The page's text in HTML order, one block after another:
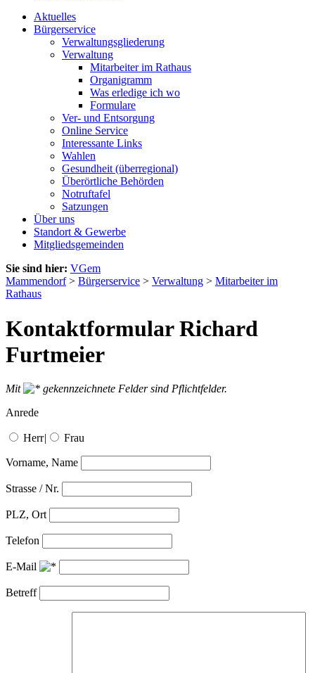
Aktuelles
Bürgerservice
Verwaltungsgliederung
Verwaltung
Mitarbeiter im Rathaus
Organigramm
Was erledige ich wo
Formulare
Ver- und Entsorgung
Online Service
Interessante Links
Wahlen
Gesundheit (überregional)
Überörtliche Behörden
Notruftafel
Satzungen
Über uns
Standort & Gewerbe
Mitgliedsgemeinden
Sie sind hier: VGem
Mammendorf> Bürgerservice > Verwaltung > Mitarbeiter im
Rathaus
Kontaktformular Richard
Furtmeier
Mit
gekennzeichnete Felder sind Pflichtfelder.
Anrede
Herr| Frau
Vorname, Name
Strasse / Nr.
PLZ, Ort
Telefon
E-Mail
Betreff